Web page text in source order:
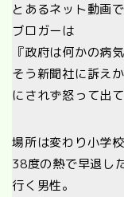
とあるネット動画
ブロガーは
『政府は何かの病
そう新聞社に訴え
にされず怒って出
場所は変わり小学校
38度の熱で早退し
行く男性。